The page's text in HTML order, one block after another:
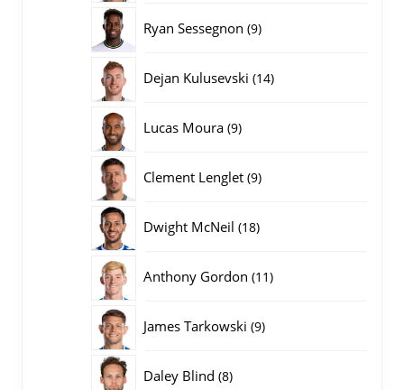
Ryan Sessegnon 99
Dejan Kulusevski 1414
Lucas Moura 99
Clement Lenglet 99
Dwight McNeil 1818
Anthony Gordon 1111
James Tarkowski 99
Daley Blind 88